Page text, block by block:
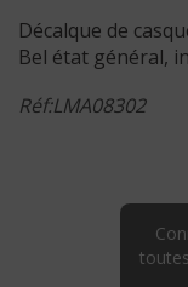
Décalque de
Bel état général,
Réf:LMA08302